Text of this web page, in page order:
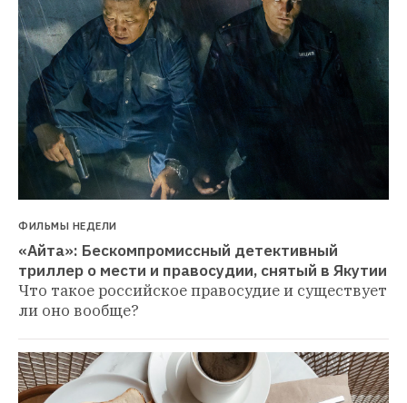
ФИЛЬМЫ НЕДЕЛИ
«Айта»: Бескомпромиссный детективный
триллер о мести и правосудии, снятый в Якутии
Что такое российское правосудие и существует
ли оно вообще?